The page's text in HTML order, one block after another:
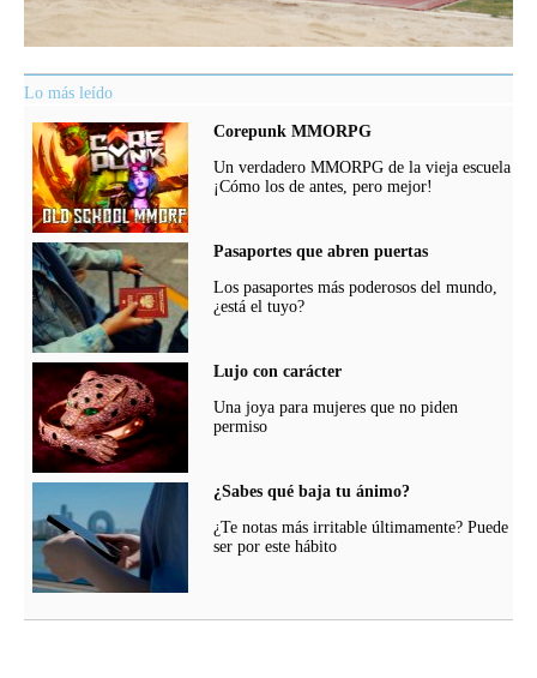
Lo más leído
Corepunk MMORPG
Un verdadero MMORPG de la vieja escuela
¡Cómo los de antes, pero mejor!
Pasaportes que abren puertas
Los pasaportes más poderosos del mundo,
¿está el tuyo?
Lujo con carácter
Una joya para mujeres que no piden
permiso
¿Sabes qué baja tu ánimo?
¿Te notas más irritable últimamente? Puede
ser por este hábito